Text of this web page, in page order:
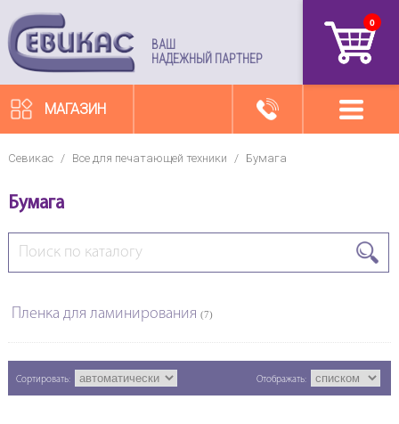
ВАШ
НАДЕЖНЫЙ ПАРТНЕР
0
МАГАЗИН
Севикас / Все для печатающей техники / Бумага
Бумага
Пленка для ламинирования(7)
Сортировать: Отображать: